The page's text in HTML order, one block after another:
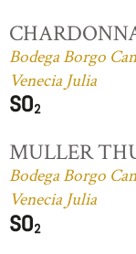
Bodega Borgo
Venecia Julia
MULLER
Bodega Borgo
Venecia Julia